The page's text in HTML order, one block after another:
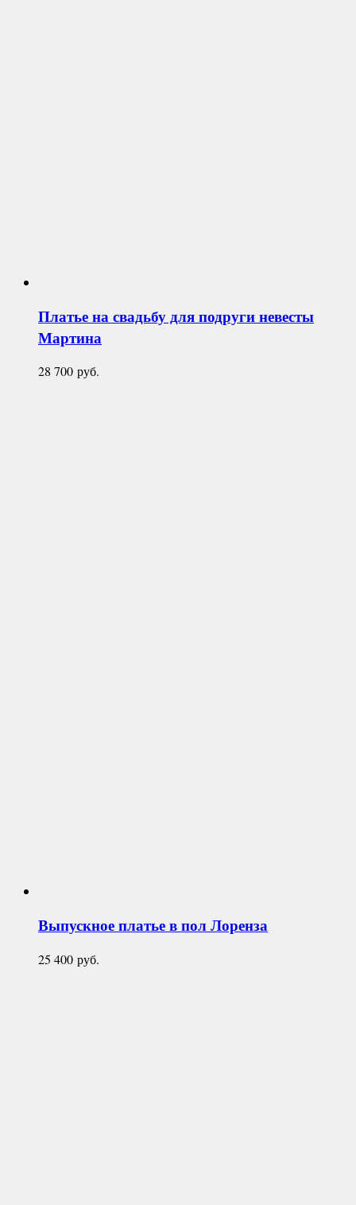
Платье на свадьбу для подруги невесты
Мартина
28 700 руб.
Выпускное платье в полЛоренза
25 400 руб.